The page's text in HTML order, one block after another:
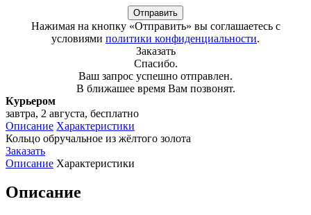
Отправить
Нажимая на кнопку «Отправить» вы соглашаетесь с
условиями политики конфиденциальности.
Заказать
Спасибо.
Ваш запрос успешно отправлен.
В ближашее время Вам позвонят.
Курьером
завтра, 2 августа, бесплатно
Описание Характеристики
Кольцо обручальное из жёлтого золота
Заказать
Описание Характеристики
Описание